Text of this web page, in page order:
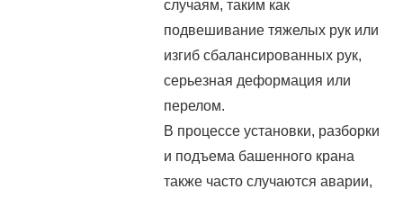
случаям, таким как
подвешивание тяжелых рук или
изгиб сбалансированных рук,
серьезная деформация или
перелом.
В процессе установки, разборки
и подъема башенного крана
также часто случаются аварии,